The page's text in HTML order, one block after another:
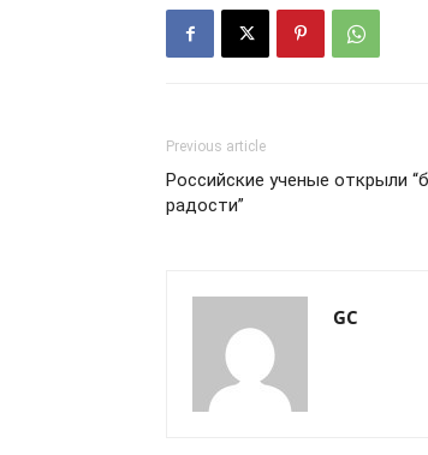
Previous article
Российские ученые открыли
радости”
GC